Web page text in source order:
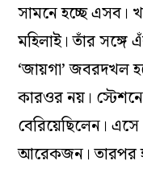
সামনে হচ্ছে
মহিলাই। তাঁর
‘জায়গা’ জবরদখল
কারওর নয়।
বেরিয়েছিলেন।
আরেকজন। তারপর